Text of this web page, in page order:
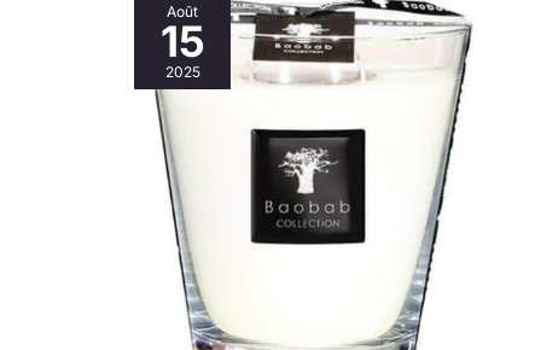
Août
15
2025